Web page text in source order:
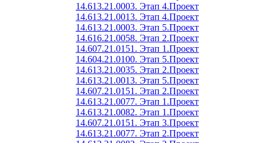
14.613.21.0003. Этап 4.Проект
14.613.21.0013. Этап 4.Проект
14.613.21.0003. Этап 5.Проект
14.616.21.0058. Этап 2.Проект
14.607.21.0151. Этап 1.Проект
14.604.21.0100. Этап 5.Проект
14.613.21.0035. Этап 2.Проект
14.613.21.0013. Этап 5.Проект
14.607.21.0151. Этап 2.Проект
14.613.21.0077. Этап 1.Проект
14.613.21.0082. Этап 1.Проект
14.607.21.0151. Этап 3.Проект
14.613.21.0077. Этап 2.Проект